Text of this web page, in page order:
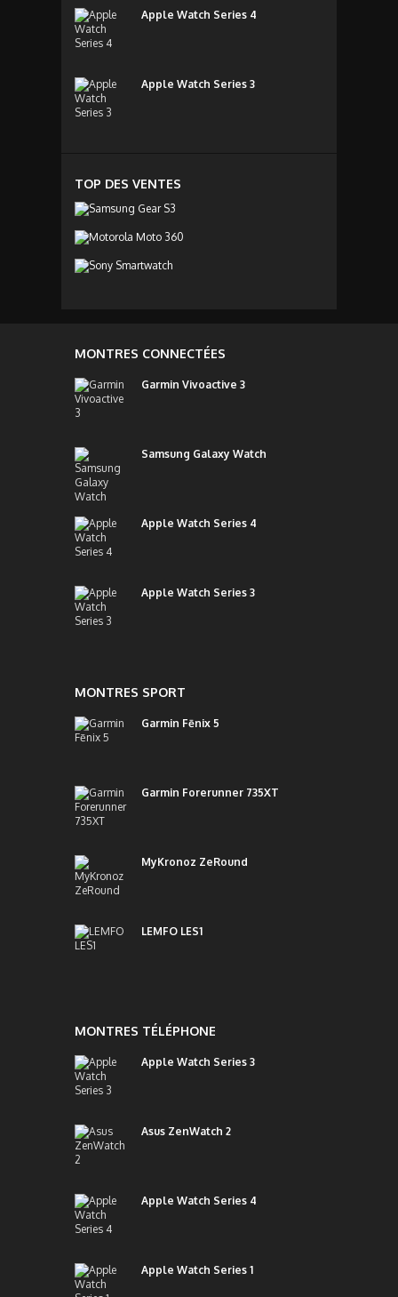
Apple Watch Series 4
Apple Watch Series 3
TOP DES VENTES
MONTRES CONNECTÉES
Garmin Vivoactive 3
Samsung Galaxy Watch
Apple Watch Series 4
Apple Watch Series 3
MONTRES SPORT
Garmin Fēnix 5
Garmin Forerunner 735XT
MyKronoz ZeRound
LEMFO LES1
MONTRES TÉLÉPHONE
Apple Watch Series 3
Asus ZenWatch 2
Apple Watch Series 4
Apple Watch Series 1